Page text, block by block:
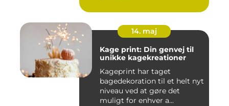
14. maj
Kage print: Din genvej til
unikke kagekreationer
Kageprint har taget
bagedekoration til et helt nyt
niveau ved at gøre det
muligt for enhver a...